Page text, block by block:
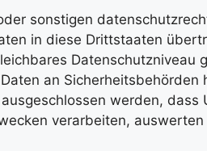
sonstigen
in diese Drittstaaten
Datenschutzniveau
an Sicherheitsbehörden
werden, dass
verarbeiten,